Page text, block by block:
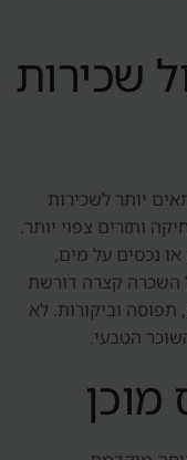
שכירות
יותר לשכירות
ותזרים צפוי יותר.
נכסים על מים,
השכרה קצרה דורשת
תפוסה וביקורות. לא
הטבעי.